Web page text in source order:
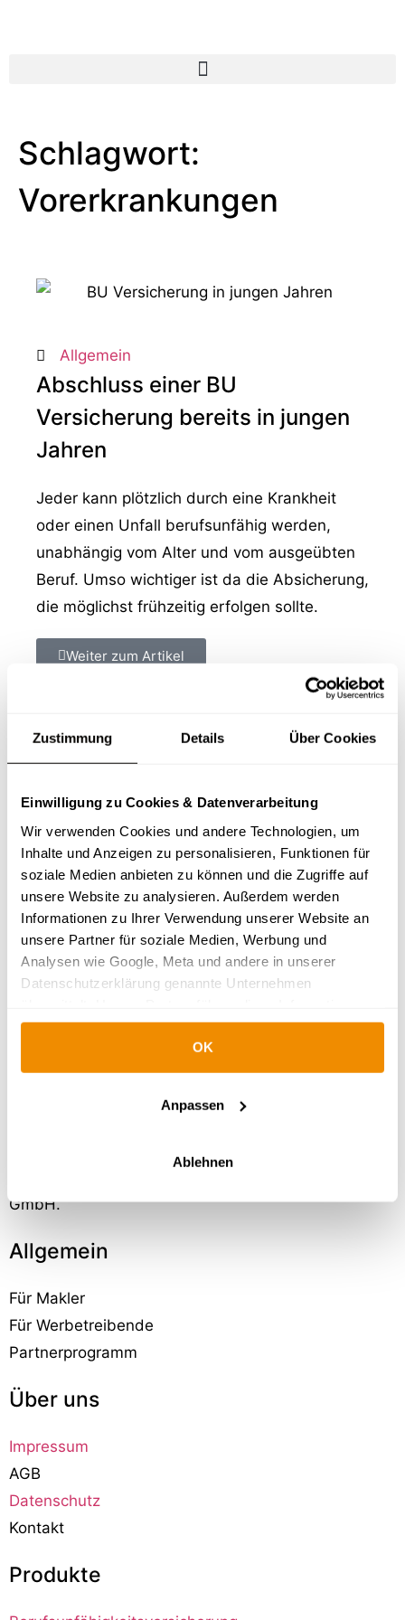
Zustimmung Details Über Cookies
Einwilligung zu Cookies & Datenverarbeitung
Wir verwenden Cookies und andere Technologien, um
Inhalte und Anzeigen zu personalisieren, Funktionen für
soziale Medien anbieten zu können und die Zugriffe auf
unsere Website zu analysieren. Außerdem werden
Informationen zu Ihrer Verwendung unserer Website an
unsere Partner für soziale Medien, Werbung und
Analysen wie Google, Meta und andere in unserer
Datenschutzerklärung genannte Unternehmen
möglicherweise mit weiteren Daten zusammen, die Sie
ihnen bereitgestellt haben oder die sie im Rahmen Ihrer
Nutzung der Dienste gesammelt haben.
Datenschutz|Wie Google
OK
Anpassen
Ablehnen
Schlagwort:
Vorerkrankungen
Allgemein
Abschluss einer BU
Versicherung bereits in jungen
Jahren
Jeder kann plötzlich durch eine Krankheit
oder einen Unfall berufsunfähig werden,
unabhängig vom Alter und vom ausgeübten
Beruf. Umso wichtiger ist da die Absicherung,
die möglichst frühzeitig erfolgen sollte.
Weiter zum Artikel
Beliebte Kategorien
Allgemein
Berufsunfähigkeit
Dienstunfähigkeit
Erwerbsunfähigkeit
Dread Disease
GmbH.
Allgemein
Für Makler
Für Werbetreibende
Partnerprogramm
Über uns
Impressum
AGB
Datenschutz
Kontakt
Produkte